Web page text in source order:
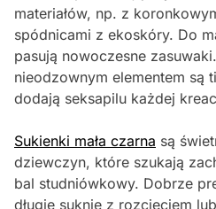
materiałów, np. z
spódnicami z ekoskóry. Do
pasują nowoczesne
nieodzownym elementem są
dodają seksapilu każdej
Sukienki mała czarna są
dziewczyn, które szukają
bal studniówkowy. Dobrze
długie suknie z rozcięciem